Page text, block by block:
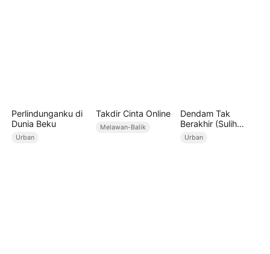
Perlindunganku di
Dunia Beku
Urban
Takdir Cinta Online
Melawan-Balik
Dendam Tak
Berakhir (Sulih
Suara)
Urban